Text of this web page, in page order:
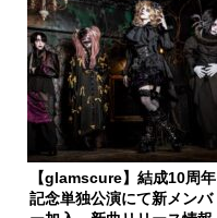
【glamscure】結成10周年
記念単独公演にて新メンバ